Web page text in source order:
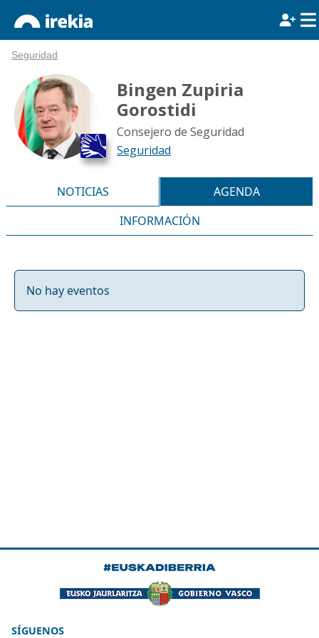
Seguridad
Bingen Zupiria
Gorostidi
Consejero de Seguridad
Seguridad
NOTICIAS
AGENDA
INFORMACIÓN
No hay eventos
SÍGUENOS